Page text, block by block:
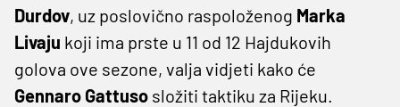
Durdov, uz poslovično raspoloženog Marka
Livaju koji ima prste u 11 od 12 Hajdukovih
golova ove sezone, valja vidjeti kako će
Gennaro Gattuso složiti taktiku za Rijeku.